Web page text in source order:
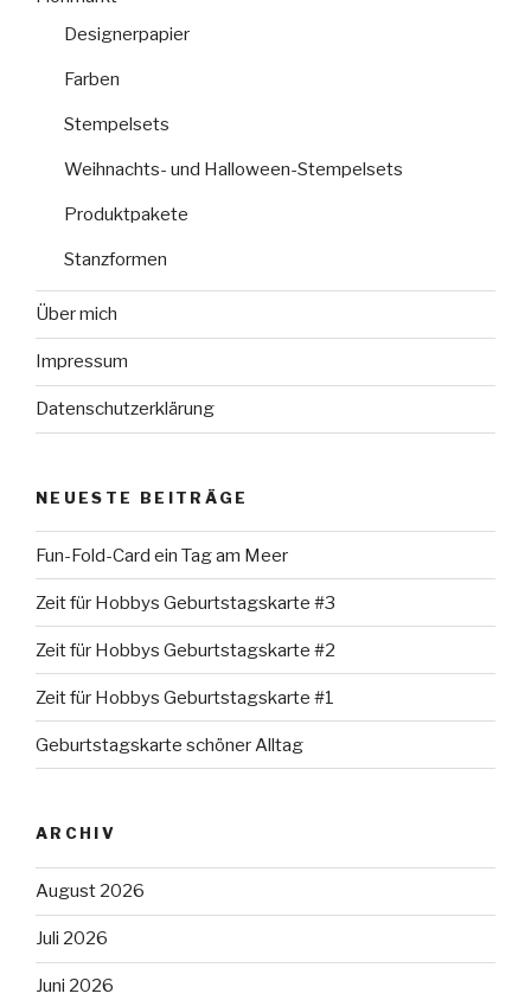
Designerpapier
Farben
Stempelsets
Weihnachts- und Halloween-Stempelsets
Produktpakete
Stanzformen
Über mich
Impressum
Datenschutzerklärung
NEUESTE BEITRÄGE
Fun-Fold-Card ein Tag am Meer
Zeit für Hobbys Geburtstagskarte #3
Zeit für Hobbys Geburtstagskarte #2
Zeit für Hobbys Geburtstagskarte #1
Geburtstagskarte schöner Alltag
ARCHIV
August 2026
Juli 2026
Juni 2026